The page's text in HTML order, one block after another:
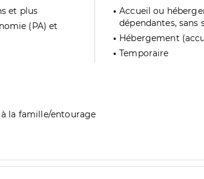
et plus
(PA) et
Accueil ou
dépendantes, sans
Hébergement
Temporaire
la famille/entourage